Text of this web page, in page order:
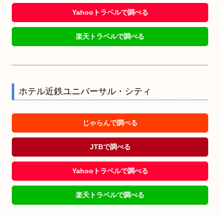
Yahooトラベルで調べる
楽天トラベルで調べる
ホテル近鉄ユニバーサル・シティ
じゃらんで調べる
JTBで調べる
Yahooトラベルで調べる
楽天トラベルで調べる